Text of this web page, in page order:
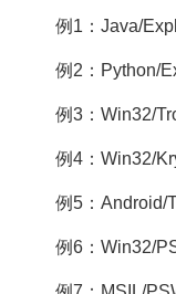
例1：Java/
例2：Python/
例3：Win32/
例4：Win32/
例5：Android/
例6：Win32/